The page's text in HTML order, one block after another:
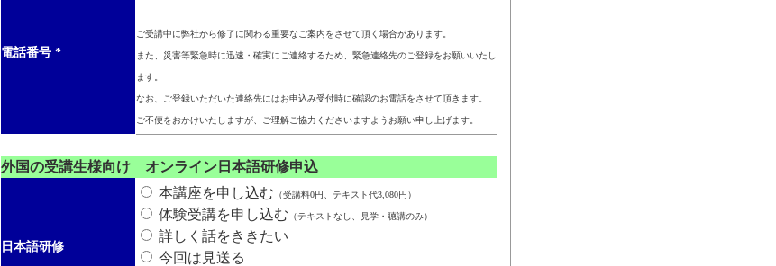
電話番号 *
ご受講中に弊社から修了に関わる重要なご案内をさせて頂く場合があります。
また、災害等緊急時に迅速・確実にご連絡するため、緊急連絡先のご登録をお願いいたし
ます。
なお、ご登録いただいた連絡先にはお申込み受付時に確認のお電話をさせて頂きます。
ご不便をおかけいたしますが、ご理解ご協力くださいますようお願い申し上げます。
外国の受講生様向け オンライン日本語研修申込
日本語研修
本講座を申し込む （受講料0円、テキスト代3,080円）
体験受講を申し込む （テキストなし、見学・聴講のみ）
詳しく話をききたい
今回は見送る